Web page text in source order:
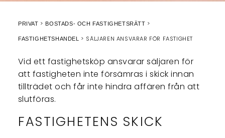
PRIVAT BOSTADS- OCH FASTIGHETSRÄTT
FASTIGHETSHANDEL SÄLJAREN ANSVARAR FÖR FASTIGHET
Vid ett fastighetsköp ansvarar säljaren för
att fastigheten inte försämras i skick innan
tillträdet och får inte hindra affären från att
slutföras.
FASTIGHETENS SKICK